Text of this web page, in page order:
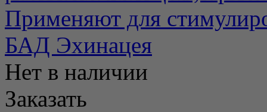
Применяют для
БАД Эхинацея
Нет в наличии
Заказать